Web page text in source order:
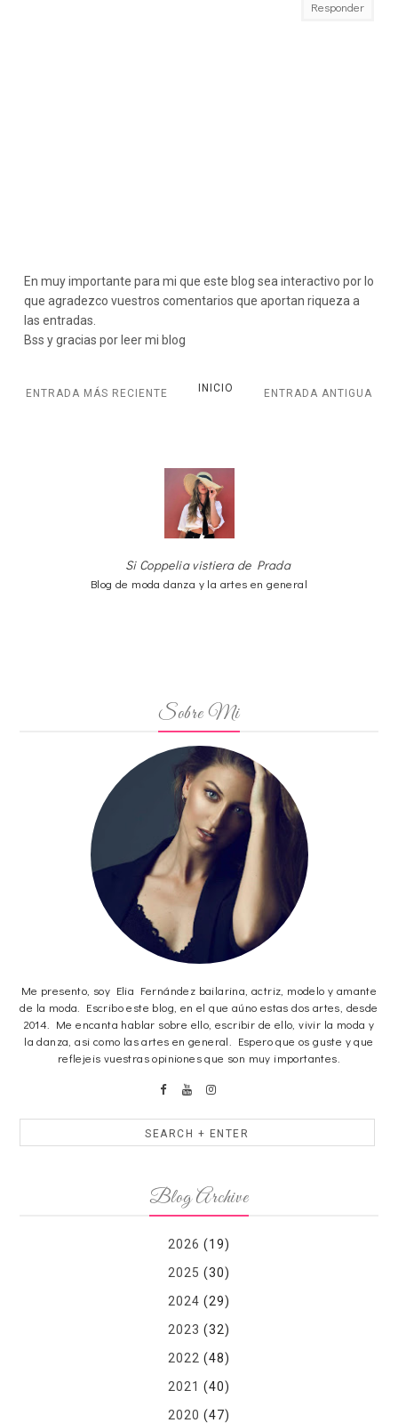
Responder
En muy importante para mi que este blog sea interactivo por lo
que agradezco vuestros comentarios que aportan riqueza a
las entradas.
Bss y gracias por leer mi blog
ENTRADA MÁS RECIENTE ENTRADA ANTIGUA
INICIO
Si Coppelia vistiera de Prada
Blog de moda danza y la artes en general
Sobre Mi
Me presento, soy Elia Fernández bailarina, actriz, modelo y amante
de la moda. Escribo este blog, en el que aúno estas dos artes, desde
2014. Me encanta hablar sobre ello, escribir de ello, vivir la moda y
la danza, asi como las artes en general. Espero que os guste y que
reflejeis vuestras opiniones que son muy importantes.
Blog Archive
2026 (19)
2025 (30)
2024 (29)
2023 (32)
2022 (48)
2021 (40)
2020 (47)